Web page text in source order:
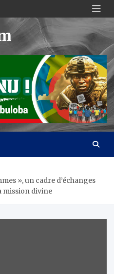
», un cadre d’échanges
mission divine